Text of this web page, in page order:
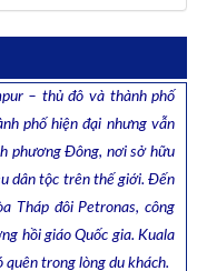
– thủ đô và thành phố
phố hiện đại nhưng vẫn
phương Đông, nơi sở hữu
dân tộc trên thế giới. Đến
Tháp đôi Petronas, công
hồi giáo Quốc gia. Kuala
quên trong lòng du khách.